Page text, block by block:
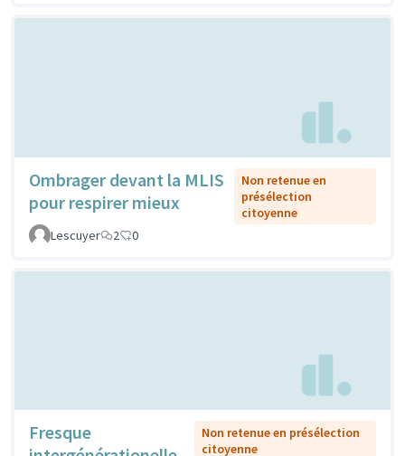
Ombrager devant la MLIS
pour respirer mieux
Non retenue en
présélection
citoyenne
Lescuyer
2 0
Fresque
Non retenue en présélection
citoyenne